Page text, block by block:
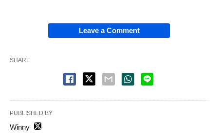
Leave a Comment
SHARE
PUBLISHED BY
Winny